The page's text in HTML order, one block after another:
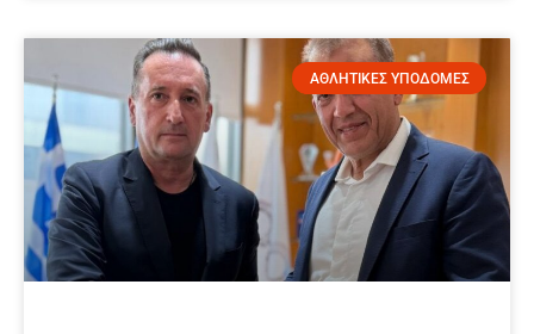
ΑΘΛΗΤΙΚΕΣ ΥΠΟΔΟΜΕΣ